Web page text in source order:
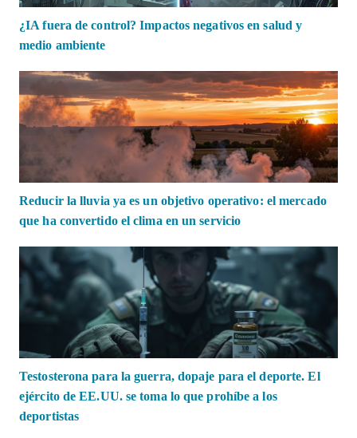
¿IA fuera de control? Impactos negativos en salud y
medio ambiente
Reducir la lluvia ya es un objetivo operativo: el mercado
que ha convertido el clima en un servicio
Testosterona para la guerra, dopaje para el deporte. El
ejército de EE.UU. se toma lo que prohíbe a los
deportistas